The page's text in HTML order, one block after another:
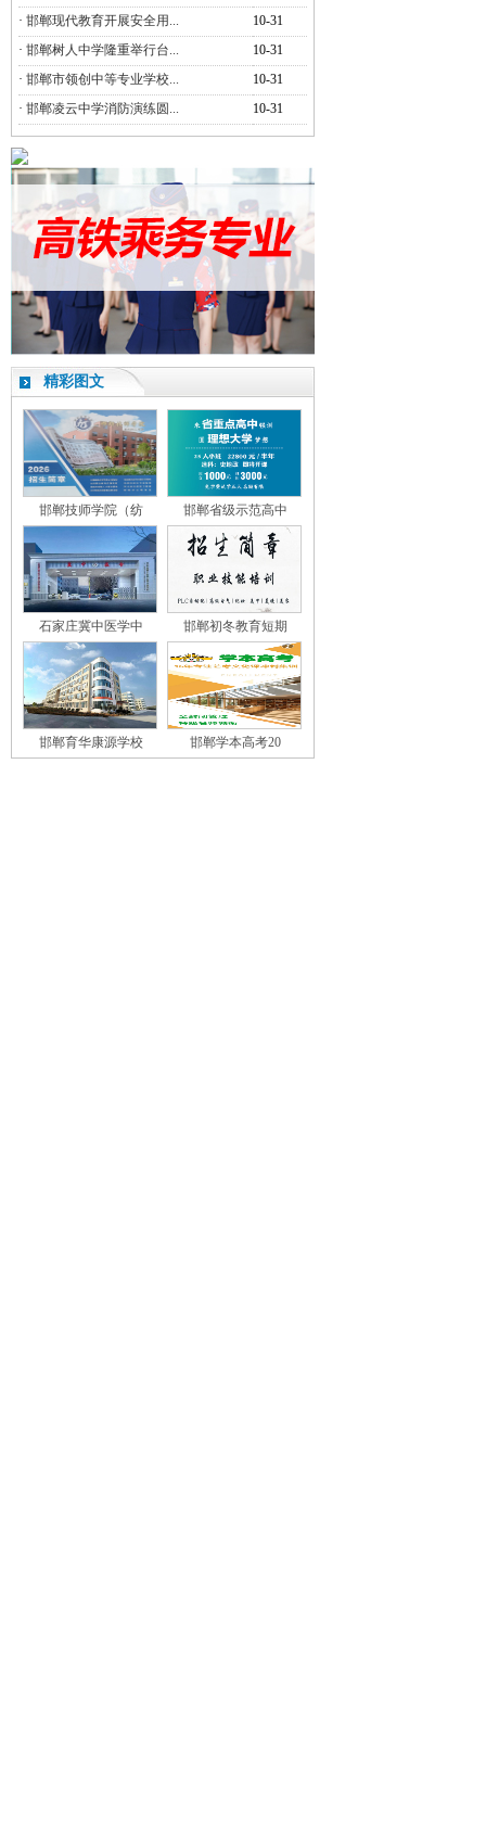
· 邯郸现代教育开展安全用...
10-31
· 邯郸树人中学隆重举行台...
10-31
· 邯郸市领创中等专业学校...
10-31
· 邯郸凌云中学消防演练圆... 10-31
精彩图文
邯郸技师学院（纺 邯郸省级示范高中
石家庄冀中医学中 邯郸初冬教育短期
邯郸育华康源学校 邯郸学本高考20